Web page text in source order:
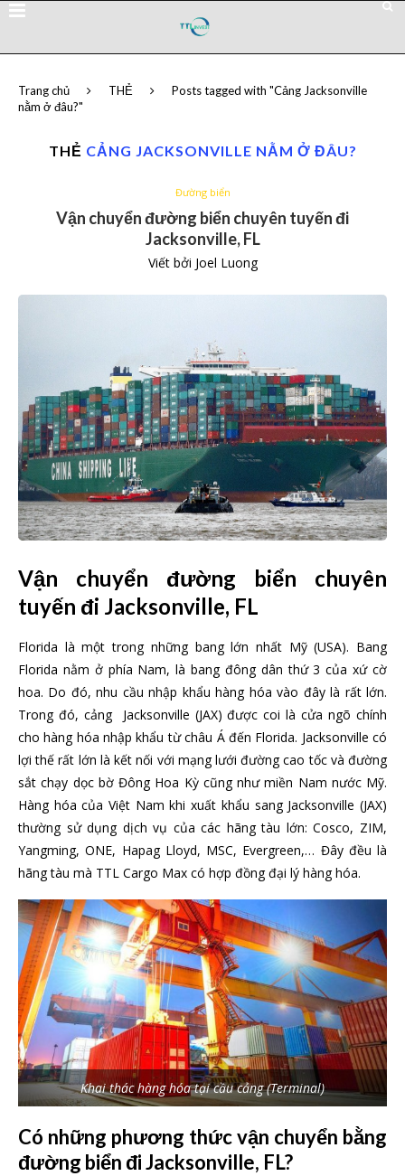
Trang chủ THẺ
Posts tagged with "Cảng Jacksonville
nằm ở đâu?"
THẺ CẢNG JACKSONVILLE NẰM Ở ĐÂU?
Đường biển
Vận chuyển đường biển chuyên tuyến đi
Jacksonville, FL
Viết bởi Joel Luong
Vận chuyển đường biển chuyên
tuyến đi Jacksonville, FL
Florida là một trong những bang lớn nhất Mỹ (USA). Bang
Florida nằm ở phía Nam, là bang đông dân thứ 3 của xứ cờ
hoa. Do đó, nhu cầu nhập khẩu hàng hóa vào đây là rất lớn.
Trong đó, cảng Jacksonville (JAX) được coi là cửa ngõ chính
cho hàng hóa nhập khẩu từ châu Á đến Florida. Jacksonville có
lợi thế rất lớn là kết nối với mạng lưới đường cao tốc và đường
sắt chạy dọc bờ Đông Hoa Kỳ cũng như miền Nam nước Mỹ.
Hàng hóa của Việt Nam khi xuất khẩu sang Jacksonville (JAX)
thường sử dụng dịch vụ của các hãng tàu lớn: Cosco, ZIM,
Yangming, ONE, Hapag Lloyd, MSC, Evergreen,… Đây đều là
hãng tàu mà TTL Cargo Max có hợp đồng đại lý hàng hóa.
Khai thác hàng hóa tại cầu cảng (Terminal)
Có những phương thức vận chuyển bằng
đường biển đi Jacksonville, FL?